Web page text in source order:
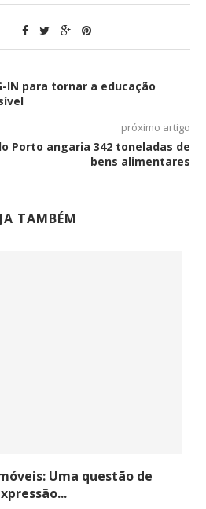
IN para tornar a educação
próximo artigo
Porto angaria 342 toneladas de
bens alimentares
TAMBÉM
Uma questão de